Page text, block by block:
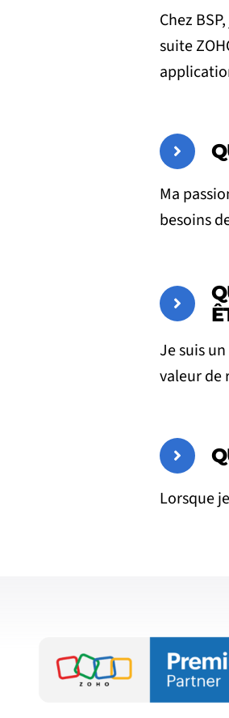
Chez
suite
Ma
besoins
Je suis
valeur de
Lorsque